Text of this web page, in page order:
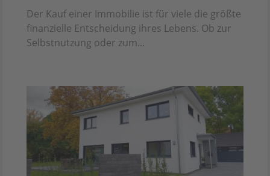
Der Kauf einer Immobilie ist für viele die größte
finanzielle Entscheidung ihres Lebens. Ob zur
Selbstnutzung oder zum...